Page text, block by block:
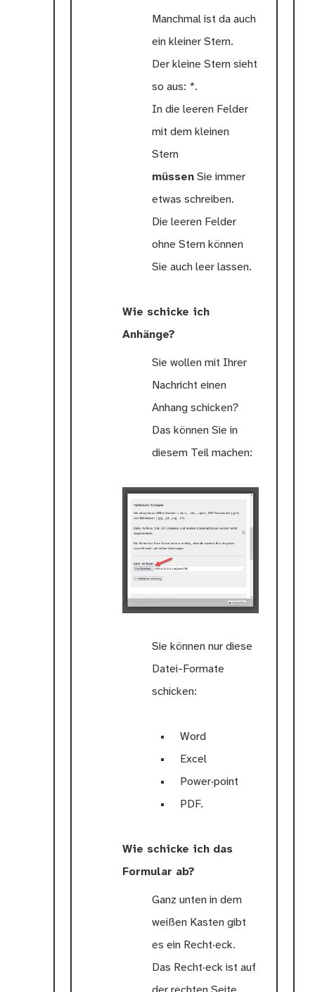
Manchmal ist da auch
ein kleiner Stern.
Der kleine Stern sieht
so aus: *.
In die leeren Felder
mit dem kleinen
Stern
müssenSie immer
etwas schreiben.
Die leeren Felder
ohne Stern können
Sie auch leer lassen.
Wie schicke ich
Anhänge?
Sie wollen mit Ihrer
Nachricht einen
Anhang schicken?
Das können Sie in
diesem Teil machen:
Sie können nur diese
Datei-Formate
schicken:
Word
Excel
Power·point
PDF.
Wie schicke ich das
Formular ab?
Ganz unten in dem
weißen Kasten gibt
es ein Recht·eck.
Das Recht·eck ist auf